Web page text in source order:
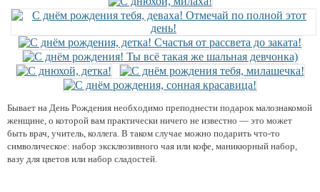
Бывает на День Рождения необходимо преподнести подарок малознакомой
женщине, о которой вам практически ничего не известно — это может
быть врач, учитель, коллега. В таком случае можно подарить что-то
символическое: набор эксклюзивного чая или кофе, маникюрный набор,
вазу для цветов или набор сладостей.